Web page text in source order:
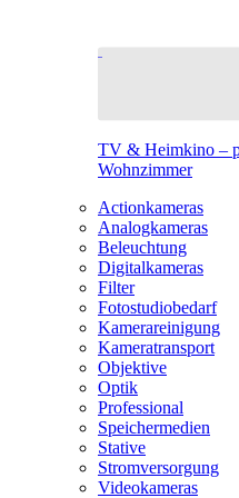
TV & Heimkino –
Wohnzimmer
Actionkameras
Analogkameras
Beleuchtung
Digitalkameras
Filter
Fotostudiobedarf
Kamerareinigung
Kameratransport
Objektive
Optik
Professional
Speichermedien
Stative
Stromversorgung
Videokameras